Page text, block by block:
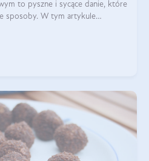
to pyszne i sycące danie, które
sposoby. W tym artykule